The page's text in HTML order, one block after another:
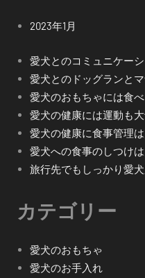
2023年1月
愛犬とのコミュニケー
愛犬とのドッグランと
愛犬のおもちゃには食
愛犬の健康には運動も
愛犬の健康に食事管理
愛犬への食事のしつけ
旅行先でもしっかり愛
カテゴリー
愛犬のおもちゃ
愛犬のお手入れ